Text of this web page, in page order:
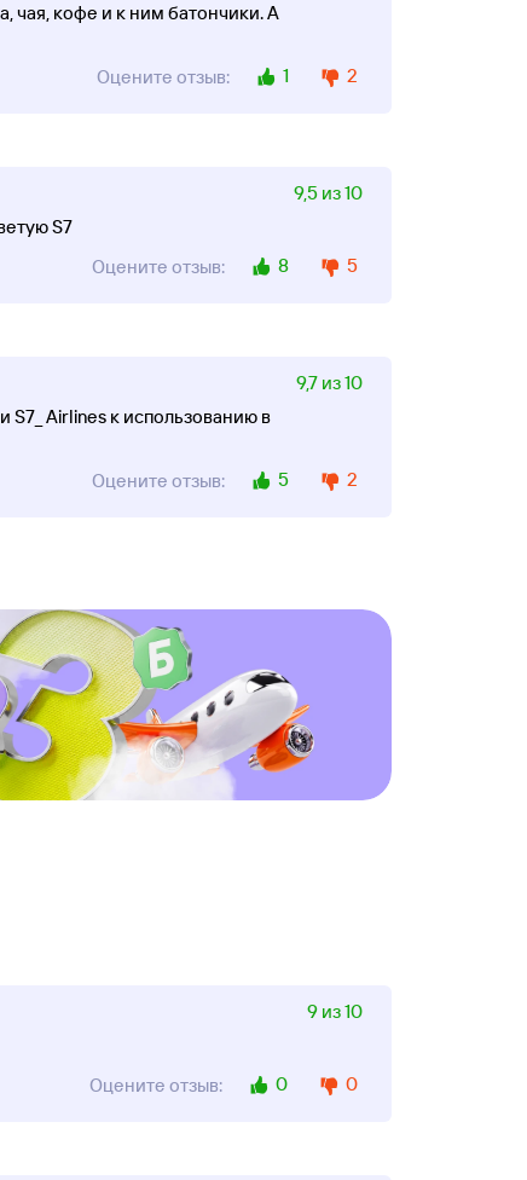
чая, кофе и к ним батончики. А
Оцените отзыв: 1 2
9,5 из 10
S7
Оцените отзыв:
8 5
9,7 из 10
Airlines к использованию в
Оцените отзыв:
5 2
9 из 10
Оцените отзыв:
0 0